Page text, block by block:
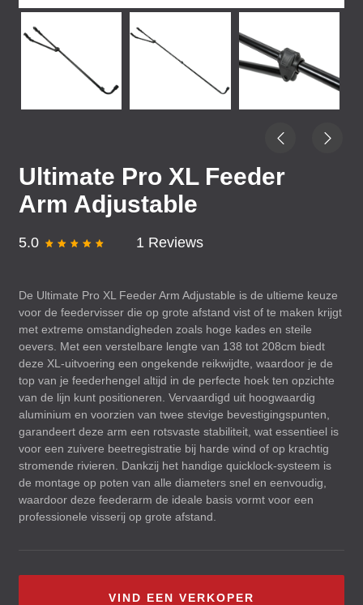
Ultimate Pro XL Feeder
Arm Adjustable
5.0 1 Reviews
De Ultimate Pro XL Feeder Arm Adjustable is de ultieme keuze
voor de feedervisser die op grote afstand vist of te maken krijgt
met extreme omstandigheden zoals hoge kades en steile
oevers. Met een verstelbare lengte van 138 tot 208cm biedt
deze XL-uitvoering een ongekende reikwijdte, waardoor je de
top van je feederhengel altijd in de perfecte hoek ten opzichte
van de lijn kunt positioneren. Vervaardigd uit hoogwaardig
aluminium en voorzien van twee stevige bevestigingspunten,
garandeert deze arm een rotsvaste stabiliteit, wat essentieel is
voor een zuivere beetregistratie bij harde wind of op krachtig
stromende rivieren. Dankzij het handige quicklock-systeem is
de montage op poten van alle diameters snel en eenvoudig,
waardoor deze feederarm de ideale basis vormt voor een
professionele visserij op grote afstand.
VIND EEN VERKOPER